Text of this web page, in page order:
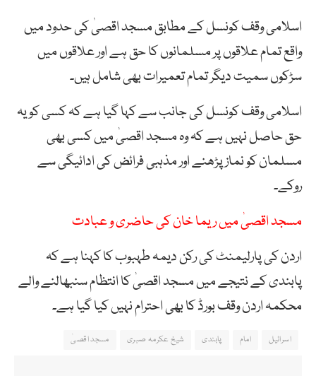
اسلامی وقف کونسل کے مطابق مسجد اقصیٰ کی حدود میں
واقع تمام علاقوں پر مسلمانوں کا حق ہے اور علاقوں میں
سڑکوں سمیت دیگر تمام تعمیرات بھی شامل ہیں۔
اسلامی وقف کونسل کی جانب سے کہا گیا ہے کہ کسی کو یہ
حق حاصل نہیں ہے کہ وہ مسجد اقصیٰ میں کسی بھی
مسلمان کو نماز پڑھنے اور مذہبی فرائض کی ادائیگی سے
روکے۔
مسجد اقصیٰ میں ریما خان کی حاضری و عبادت
اردن کی پارلیمنٹ کی رکن دیمہ طہبوب کا کہنا ہے کہ
پابندی کے نتیجے میں مسجد اقصیٰ کا انتظام سنبھالنے والے
محکمہ اردن وقف بورڈ کا بھی احترام نہیں کیا گیا ہے۔
اسرائیل امام پابندی شیخ عکرمہ صبری مسجد اقصیٰ